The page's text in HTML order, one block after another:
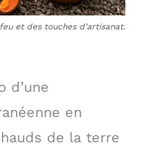
et des touches d’artisanat.
d’une
en
de la terre